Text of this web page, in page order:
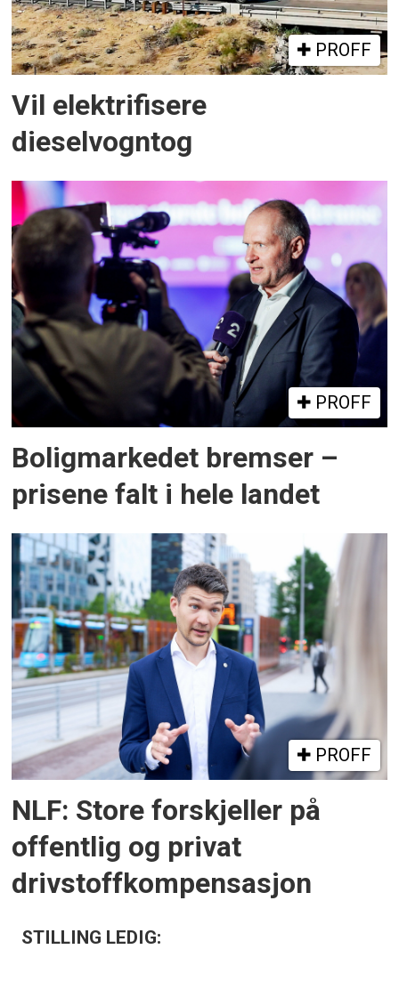
PROFF
Vil elektrifisere
dieselvogntog
PROFF
Boligmarkedet bremser –
prisene falt i hele landet
PROFF
NLF: Store forskjeller på
offentlig og privat
drivstoffkompensasjon
STILLING LEDIG: